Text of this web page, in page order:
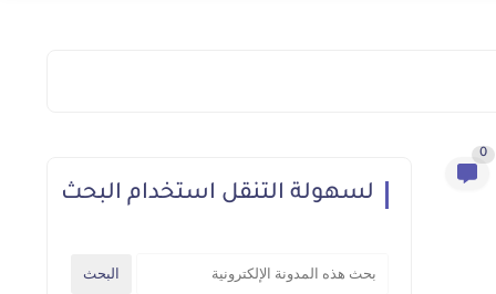
0
لسهولة التنقل استخدام البحث